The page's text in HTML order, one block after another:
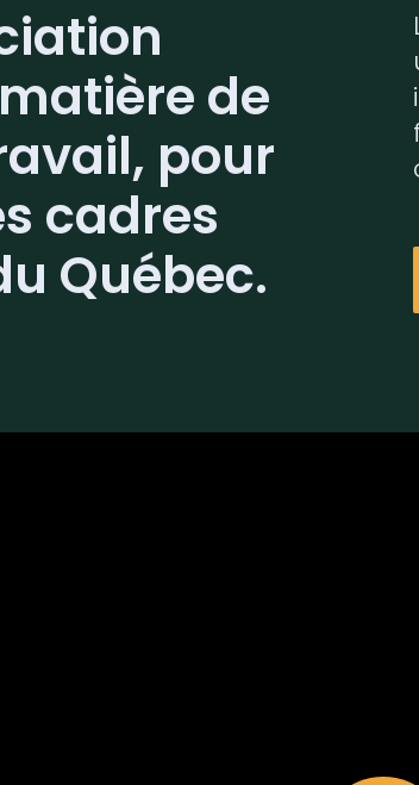
de
pour
cadres
Québec.